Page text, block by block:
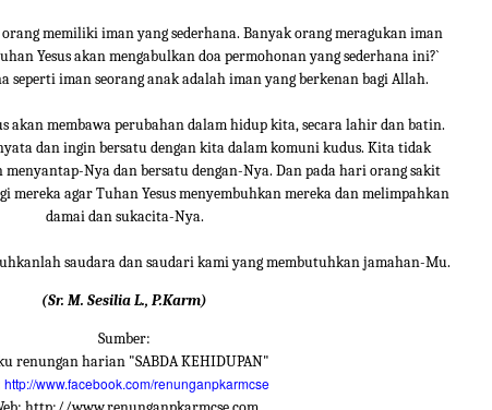
memiliki iman yang sederhana. Banyak orang meragukan iman
Yesus akan mengabulkan doa permohonan yang sederhana ini?`
seperti iman seorang anak adalah iman yang berkenan bagi Allah.
akan membawa perubahan dalam hidup kita, secara lahir dan batin.
dan ingin bersatu dengan kita dalam komuni kudus. Kita tidak
Nya dan bersatu dengan-Nya. Dan pada hari orang sakit
mereka agar Tuhan Yesus menyembuhkan mereka dan melimpahkan
damai dan sukacita-Nya.
saudara dan saudari kami yang membutuhkan jamahan-Mu.
(Sr. M. Sesilia L., P.Karm)
Sumber:
renungan harian "SABDA KEHIDUPAN"
http://www.facebook.com/renunganpkarmcse